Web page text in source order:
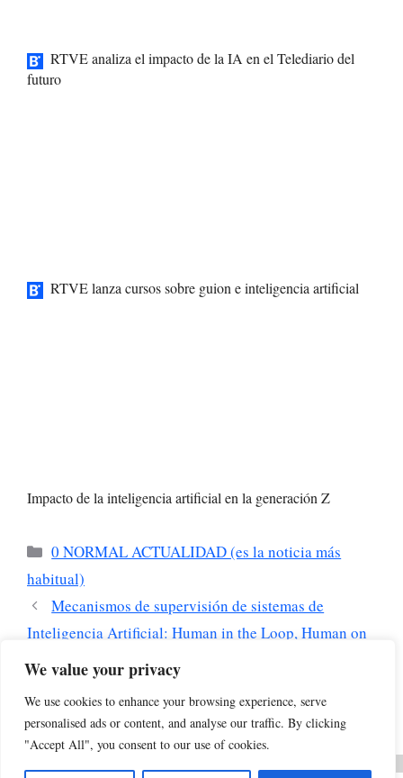
We value your privacy
We use cookies to enhance your browsing experience, serve
personalised ads or content, and analyse our traffic. By clicking
"Accept All", you consent to our use of cookies.
RTVE analiza el impacto de la IA en el Telediario del
futuro
RTVE lanza cursos sobre guion e inteligencia artificial
Impacto de la inteligencia artificial en la generación Z
Categorías
0 NORMAL ACTUALIDAD (es la noticia más
habitual)
Mecanismos de supervisión de sistemas de
Inteligencia Artificial: Human in the Loop, Human on
the Loop y Human in Command
opiniones sobre IA del 8 de mayo de 2026